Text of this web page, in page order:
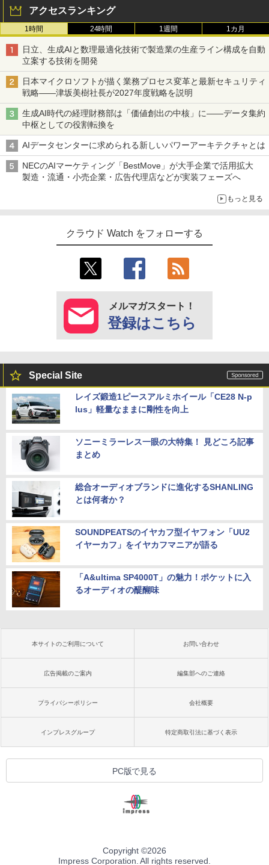
アクセスランキング
1時間 24時間 1週間 1カ月
日立、生成AIと数理最適化技術で製造業の生産ライン構成を自動
立案する技術を開発
日本マイクロソフトが描く業務プロセス変革と最新セキュリティ
戦略――津坂美樹社長が2027年度戦略を説明
生成AI時代の経理財務部は「価値創出の中核」に――データ集約
中枢としての役割転換を
AIデータセンターに求められる新しいパワーアーキテクチャとは
NECのAIマーケティング「BestMove」が大手企業で活用拡大
製造・流通・小売企業・広告代理店などが実装フェーズへ
もっと見る
クラウド Watch をフォローする
メルマガスタート！
登録はこちら
Special Site
レイズ鍛造1ピースアルミホイール「CE28 N-p
lus」軽量なままに剛性を向上
ソニーミラーレス一眼の大特集！ 見どころ記事
まとめ
総合オーディオブランドに進化するSHANLING
とは何者か？
SOUNDPEATSのイヤカフ型イヤフォン「UU2
イヤーカフ」をイヤカフマニアが語る
「A&ultima SP4000T」の魅力！ポケットに入
るオーディオの醍醐味
本サイトのご利用について お問い合わせ
広告掲載のご案内 編集部へのご連絡
プライバシーポリシー 会社概要
インプレスグループ 特定商取引法に基づく表示
PC版で見る
Copyright ©2026
Impress Corporation. All rights reserved.